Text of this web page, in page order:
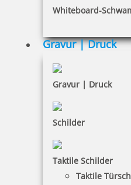
Whiteboard-
Gravur | Druck
Gravur | Druck
Schilder
Taktile Schilder
Taktile
Widerruf
Barrierefreiheit
Vertrag widerrufen
Mein Konto